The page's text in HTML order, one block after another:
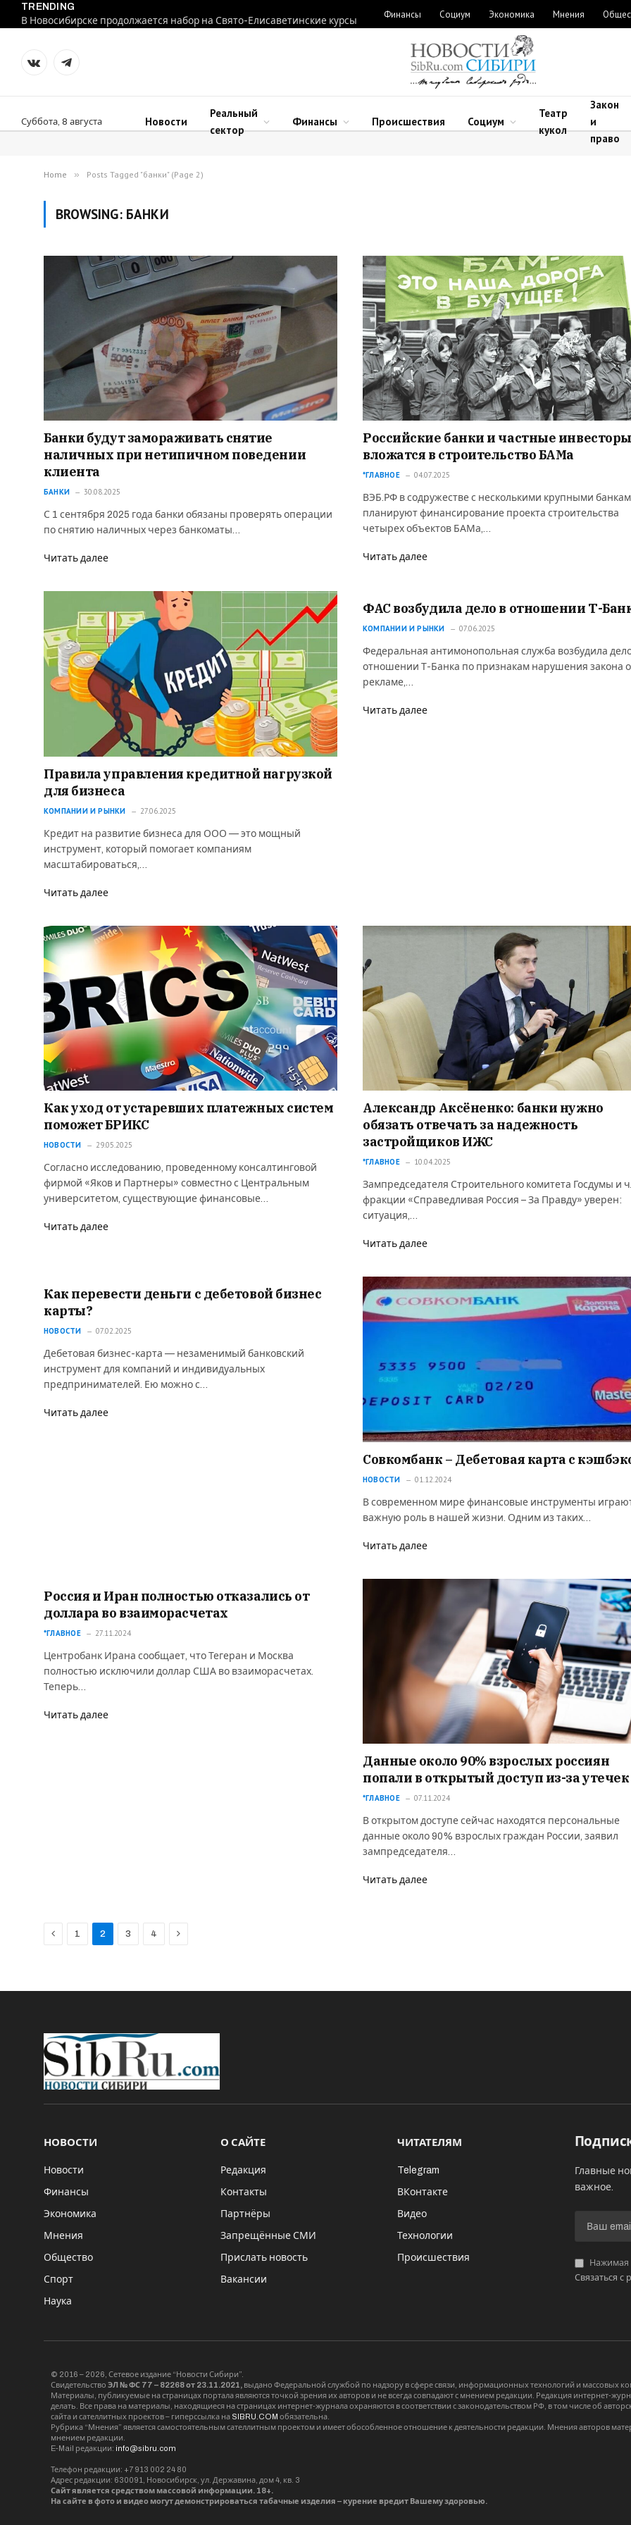
TRENDING
В Новосибирске продолжается набор на Свято-Елисаветинские курсы
Финансы Социум Экономика Мнения
VKontakteTelegram
Суббота, 8 августа Новости
Реальный
сектор
Финансы Происшествия Социум
Театр
кукол
Закон
и
право
Home » Posts Tagged "банки" (Page 2)
BROWSING: БАНКИ
Банки будут замораживать снятие
наличных при нетипичном поведении
клиента
БАНКИ 30.08.2025
С 1 сентября 2025 года банки обязаны проверять операции
по снятию наличных через банкоматы…
Читать далее
Российские банки и частные инвесторы
вложатся в строительство БАМа
*ГЛАВНОЕ 04.07.2025
ВЭБ.РФ в содружестве с несколькими крупными
планируют финансирование проекта строительства
четырех объектов БАМа,…
Читать далее
Правила управления кредитной нагрузкой
для бизнеса
КОМПАНИИ И РЫНКИ 27.06.2025
Кредит на развитие бизнеса для ООО — это мощный
инструмент, который помогает компаниям
масштабироваться,…
Читать далее
ФАС возбудила дело в отношении Т-
КОМПАНИИ И РЫНКИ 07.06.2025
Федеральная антимонопольная служба возбудила
отношении Т-Банка по признакам нарушения закона о
рекламе,…
Читать далее
Как уход от устаревших платежных систем
поможет БРИКС
НОВОСТИ 29.05.2025
Согласно исследованию, проведенному консалтинговой
фирмой «Яков и Партнеры» совместно с Центральным
университетом, существующие финансовые…
Читать далее
Александр Аксёненко: банки нужно
обязать отвечать за надежность
застройщиков ИЖС
*ГЛАВНОЕ 10.04.2025
Зампредседателя Строительного комитета Госдумы и
фракции «Справедливая Россия – За Правду» уверен:
ситуация,…
Читать далее
Как перевести деньги с дебетовой бизнес
карты?
НОВОСТИ 07.02.2025
Дебетовая бизнес-карта — незаменимый банковский
инструмент для компаний и индивидуальных
предпринимателей. Ею можно с…
Читать далее
Совкомбанк – Дебетовая карта c
НОВОСТИ 01.12.2024
В современном мире финансовые инструменты
важную роль в нашей жизни. Одним из таких…
Читать далее
Россия и Иран полностью отказались от
доллара во взаиморасчетах⁠⁠
*ГЛАВНОЕ 27.11.2024
Центробанк Ирана сообщает, что Тегеран и Москва
полностью исключили доллар США во взаиморасчетах.
Теперь…
Читать далее
Данные около 90% взрослых россиян
попали в открытый доступ из-за утечек
*ГЛАВНОЕ 07.11.2024
В открытом доступе сейчас находятся персональные
данные около 90% взрослых граждан России, заявил
зампредседателя…
Читать далее
Previous
1 2 3 4 Next
НОВОСТИ
Новости
Финансы
Экономика
Мнения
Общество
Спорт
Наука
О САЙТЕ
Редакция
Контакты
Партнёры
Запрещённые СМИ
Прислать новость
Вакансии
ЧИТАТЕЛЯМ
Telegram
ВКонтакте
Видео
Технологии
Происшествия
Главные
важное.
Нажимая
Связаться с
© 2016 – 2026, Сетевое издание “Новости Сибири”.
Свидетельство ЭЛ № ФС 77 – 82268 от 23.11.2021, выдано Федеральной службой по надзору в сфере связи, информационных технологий и массовых
Материалы, публикуемые на страницах портала являются точкой зрения их авторов и не всегда совпадают с мнением редакции. Редакция интернет-
делать. Все права на материалы, находящиеся на страницах интернет-журнала охраняются в соответствии с законодательством РФ, в том числе об
сайта и сателлитных проектов – гиперссылка на SIBRU.COM обязательна.
Рубрика “Мнения” является самостоятельным сателлитным проектом и имеет обособленное отношение к деятельности редакции. Мнения авторов
мнением редакции.
E-Mail редакции: info@sibru.com
Телефон редакции: +7 913 002 24 80
Адрес редакции: 630091, Новосибирск, ул. Державина, дом 4, кв. 3
Сайт является средством массовой информации. 18+.
На сайте в фото и видео могут демонстрироваться табачные изделия – курение вредит Вашему здоровью.